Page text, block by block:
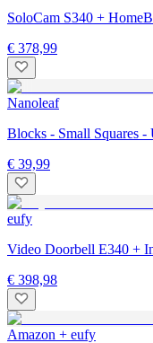
SoloCam S340 +
€ 378,99
Nanoleaf
Blocks - Small Squares
€ 39,99
eufy
Video Doorbell E340 +
€ 398,98
Amazon + eufy